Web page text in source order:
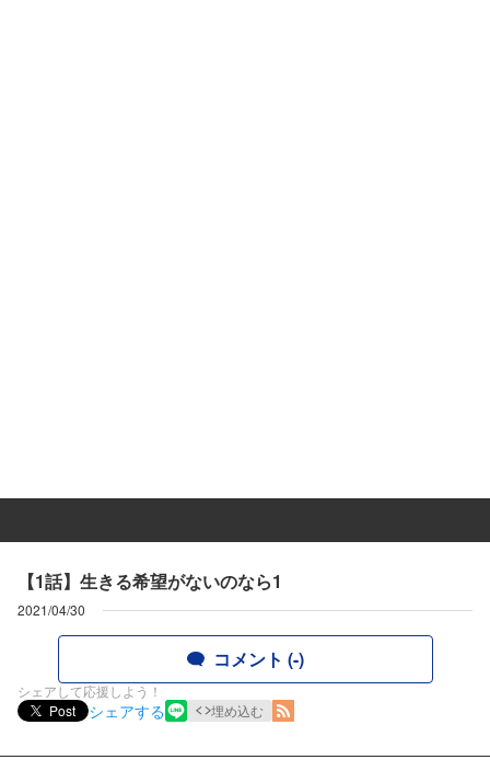
【1話】生きる希望がないのなら1
2021/04/30
コメント (-)
シェアして応援しよう！
Post
シェアする 埋め込む